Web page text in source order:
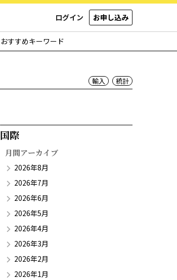
ログイン お申し込み
おすすめキーワード
輸入 統計
国際​
月間アーカイブ
2026年8月
2026年7月
2026年6月
2026年5月
2026年4月
2026年3月
2026年2月
2026年1月